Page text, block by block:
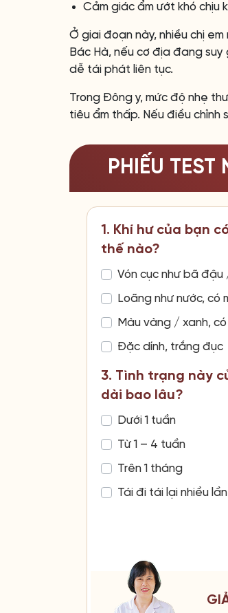
Cảm giác ẩm ướt khó chịu
Ở giai đoạn này, nhiều chị
Bác Hà, nếu cơ địa đang
dễ tái phát liên tục.
Trong Đông y, mức độ nhẹ
tiêu ẩm thấp. Nếu điều chỉnh
PHIẾU
1. Khí hư của bạn
thế nào?
Vón cục như bã đậu
Loãng như nước, có
Màu vàng / xanh,
Đặc dính, trắng đục
3. Tình trạng này
dài bao lâu?
Dưới 1 tuần
Từ 1 – 4 tuần
Trên 1 tháng
Tái đi tái lại nhiều lần